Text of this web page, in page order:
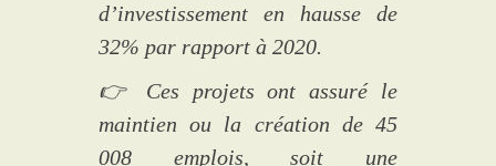
d’investissement en hausse de
32% par rapport à 2020.
👉 Ces projets ont assuré le
maintien ou la création de 45
008 emplois, soit une